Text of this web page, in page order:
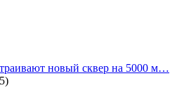
новый сквер на 5000 м…